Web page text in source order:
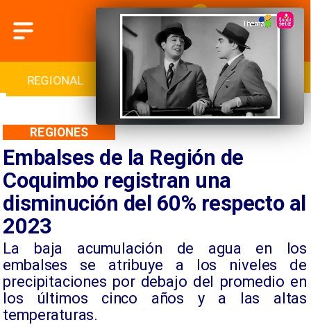
INTERNACIONAL DEPORTES CULTURA
Embalses de la Región de
Coquimbo registran una
disminución del 60% respecto al
2023
La baja acumulación de agua en los
embalses se atribuye a los niveles de
precipitaciones por debajo del promedio en
los últimos cinco años y a las altas
temperaturas.
REGIONES